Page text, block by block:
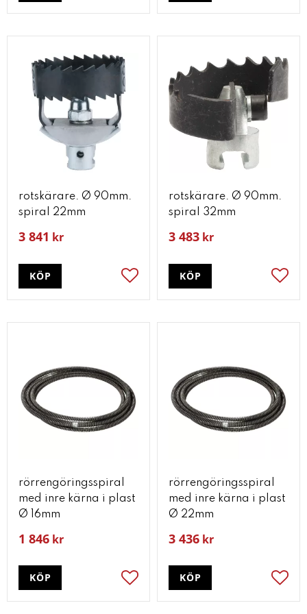
rotskärare. Ø 90mm.
spiral 22mm
3 841 kr
Lägg till i favoriter
KÖP
rotskärare. Ø 90mm.
spiral 32mm
3 483 kr
KÖP
rörrengöringsspiral
med inre kärna i plast
Ø 16mm
1 846 kr
Lägg till i favoriter
KÖP
rörrengöringsspiral
med inre kärna i plast
Ø 22mm
3 436 kr
KÖP